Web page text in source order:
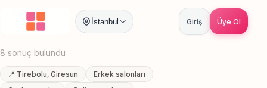
İstanbul Giriş Üye Ol
Anasayfa / Giresun Tirebolu Erkek Berberi
Tirebolu, Giresun Erkek Berberi
8 sonuç bulundu
📍 Tirebolu, Giresun
Erkek salonları